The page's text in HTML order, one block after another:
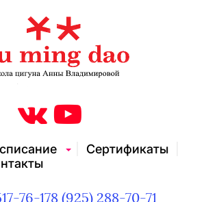
Сертификаты
76-178 (925) 288-70-71